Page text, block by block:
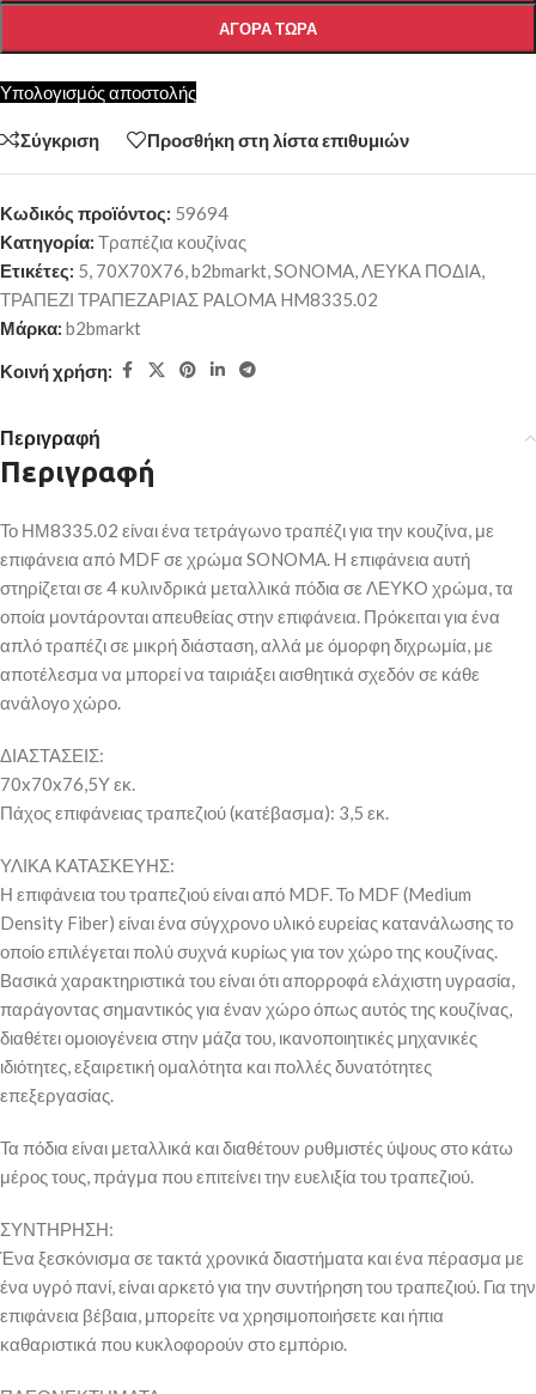
ΑΓΟΡΆ ΤΏΡΑ
Υπολογισμός αποστολής
Σύγκριση Προσθήκη στη λίστα επιθυμιών
Κωδικός προϊόντος: 59694
Κατηγορία: Τραπέζια κουζίνας
Ετικέτες: 5, 70Χ70X76,b2bmarkt,SONOMA,ΛΕΥΚΑ ΠΟΔΙΑ,
ΤΡΑΠΕΖΙ ΤΡΑΠΕΖΑΡΙΑΣ PALOMA HM8335.02
Μάρκα: b2bmarkt
Κοινή χρήση:
Περιγραφή
Περιγραφή
Το ΗΜ8335.02 είναι ένα τετράγωνο τραπέζι για την κουζίνα, με
επιφάνεια από MDF σε χρώμα SONOMA. Η επιφάνεια αυτή
στηρίζεται σε 4 κυλινδρικά μεταλλικά πόδια σε ΛΕΥΚΟ χρώμα, τα
οποία μοντάρονται απευθείας στην επιφάνεια. Πρόκειται για ένα
απλό τραπέζι σε μικρή διάσταση, αλλά με όμορφη διχρωμία, με
αποτέλεσμα να μπορεί να ταιριάξει αισθητικά σχεδόν σε κάθε
ανάλογο χώρο.
ΔΙΑΣΤΑΣΕΙΣ:
70x70x76,5Υ εκ.
Πάχος επιφάνειας τραπεζιού (κατέβασμα): 3,5 εκ.
ΥΛΙΚΑ ΚΑΤΑΣΚΕΥΗΣ:
Η επιφάνεια του τραπεζιού είναι από MDF. Το MDF (Medium
Density Fiber) είναι ένα σύγχρονο υλικό ευρείας κατανάλωσης το
οποίο επιλέγεται πολύ συχνά κυρίως για τον χώρο της κουζίνας.
Βασικά χαρακτηριστικά του είναι ότι απορροφά ελάχιστη υγρασία,
παράγοντας σημαντικός για έναν χώρο όπως αυτός της κουζίνας,
διαθέτει ομοιογένεια στην μάζα του, ικανοποιητικές μηχανικές
ιδιότητες, εξαιρετική ομαλότητα και πολλές δυνατότητες
επεξεργασίας.
Τα πόδια είναι μεταλλικά και διαθέτουν ρυθμιστές ύψους στο κάτω
μέρος τους, πράγμα που επιτείνει την ευελιξία του τραπεζιού.
ΣΥΝΤΗΡΗΣΗ:
Ένα ξεσκόνισμα σε τακτά χρονικά διαστήματα και ένα πέρασμα με
ένα υγρό πανί, είναι αρκετό για την συντήρηση του τραπεζιού. Για την
επιφάνεια βέβαια, μπορείτε να χρησιμοποιήσετε και ήπια
καθαριστικά που κυκλοφορούν στο εμπόριο.